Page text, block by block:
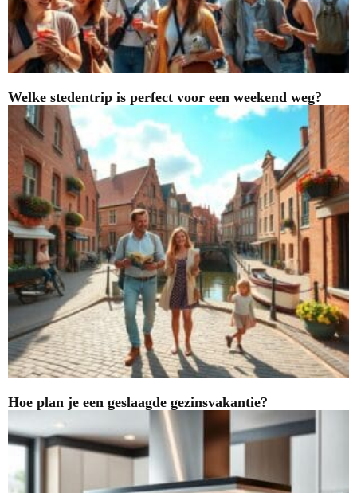
Welke stedentrip is perfect voor een weekend weg?
Hoe plan je een geslaagde gezinsvakantie?